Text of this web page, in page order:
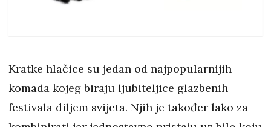
Kratke hlačice su jedan od najpopularnijih
komada kojeg biraju ljubiteljice glazbenih
festivala diljem svijeta. Njih je također lako za